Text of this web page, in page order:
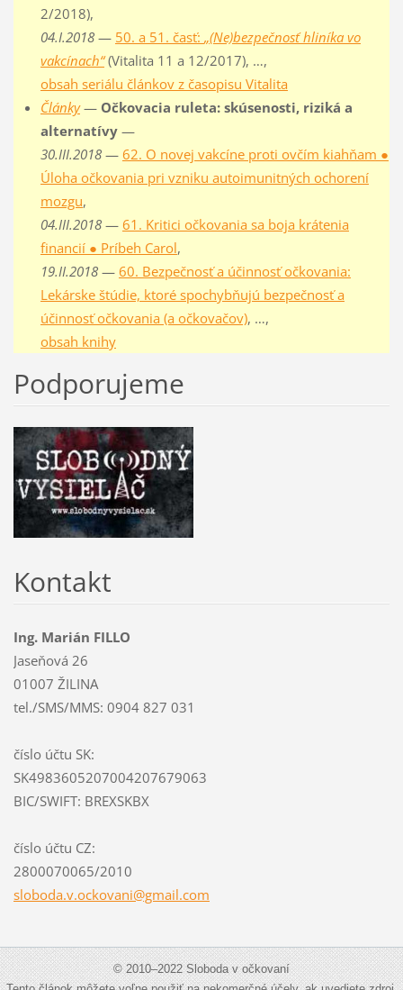
2/2018),
04.I.2018— 50. a 51. časť: „(Ne)bezpečnosť hliníka vo
vakcínach“(Vitalita 11 a 12/2017), …,
obsah seriálu článkov z časopisu Vitalita
Články— Očkovacia ruleta: skúsenosti, riziká a
alternatívy—
30.III.2018— 62. O novej vakcíne proti ovčím kiahňam ●
Úloha očkovania pri vzniku autoimunitných ochorení
mozgu,
04.III.2018— 61. Kritici očkovania sa boja krátenia
financií ● Príbeh Carol,
19.II.2018— 60. Bezpečnosť a účinnosť očkovania:
Lekárske štúdie, ktoré spochybňujú bezpečnosť a
účinnosť očkovania (a očkovačov), …,
obsah knihy
Podporujeme
Kontakt
Ing. Marián FILLO
Jaseňová 26
01007 ŽILINA
tel./SMS/MMS: 0904 827 031
číslo účtu SK:
SK4983605207004207679063
BIC/SWIFT: BREXSKBX
číslo účtu CZ:
2800070065/2010
sloboda.v.ockovani@gmail.com
© 2010–2022 Sloboda v očkovaní